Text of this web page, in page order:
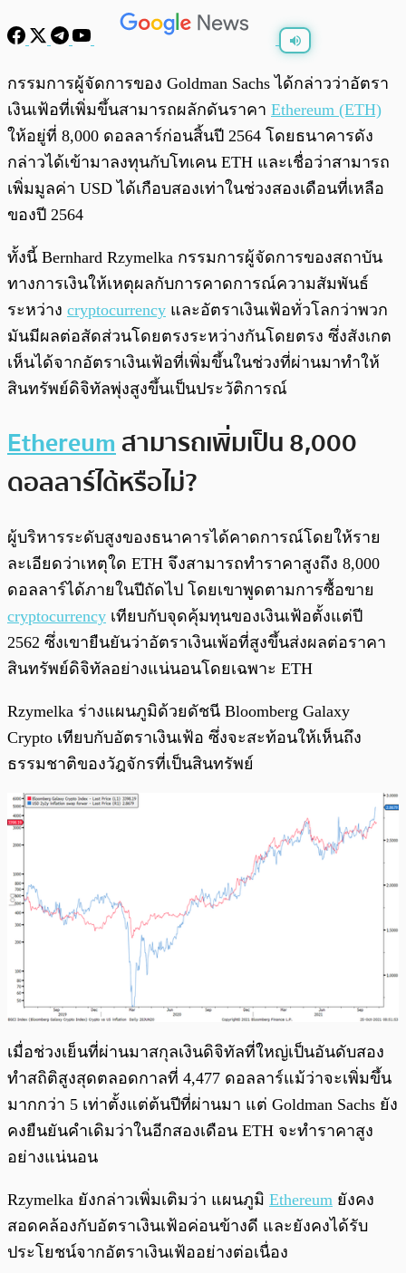
พร้อมเล่น 0:00 / 0:00
กรรมการผู้จัดการของ Goldman Sachs ได้กล่าวว่าอัตรา
เงินเฟ้อที่เพิ่มขึ้นสามารถผลักดันราคา Ethereum (ETH)
ให้อยู่ที่ 8,000 ดอลลาร์ก่อนสิ้นปี 2564 โดยธนาคารดัง
กล่าวได้เข้ามาลงทุนกับโทเคน ETH และเชื่อว่าสามารถ
เพิ่มมูลค่า USD ได้เกือบสองเท่าในช่วงสองเดือนที่เหลือ
ของปี 2564
ทั้งนี้ Bernhard Rzymelka กรรมการผู้จัดการของสถาบัน
ทางการเงินให้เหตุผลกับการคาดการณ์ความสัมพันธ์
ระหว่าง cryptocurrency และอัตราเงินเฟ้อทั่วโลกว่าพวก
มันมีผลต่อสัดส่วนโดยตรงระหว่างกันโดยตรง ซึ่งสังเกต
เห็นได้จากอัตราเงินเฟ้อที่เพิ่มขึ้นในช่วงที่ผ่านมาทำให้
สินทรัพย์ดิจิทัลพุ่งสูงขึ้นเป็นประวัติการณ์
Ethereumสามารถเพิ่มเป็น 8,000
ดอลลาร์ได้หรือไม่?
ผู้บริหารระดับสูงของธนาคารได้คาดการณ์โดยให้ราย
ละเอียดว่าเหตุใด ETH จึงสามารถทำราคาสูงถึง 8,000
ดอลลาร์ได้ภายในปีถัดไป โดยเขาพูดตามการซื้อขาย
cryptocurrency เทียบกับจุดคุ้มทุนของเงินเฟ้อตั้งแต่ปี
2562 ซึ่งเขายืนยันว่าอัตราเงินเพ้อที่สูงขึ้นส่งผลต่อราคา
สินทรัพย์ดิจิทัลอย่างแน่นอนโดยเฉพาะ ETH
Rzymelka ร่างแผนภูมิด้วยดัชนี Bloomberg Galaxy
Crypto เทียบกับอัตราเงินเฟ้อ ซึ่งจะสะท้อนให้เห็นถึง
ธรรมชาติของวัฎจักรที่เป็นสินทรัพย์
เมื่อช่วงเย็นที่ผ่านมาสกุลเงินดิจิทัลที่ใหญ่เป็นอันดับสอง
ทำสถิติสูงสุดตลอดกาลที่ 4,477 ดอลลาร์แม้ว่าจะเพิ่มขึ้น
มากกว่า 5 เท่าตั้งแต่ต้นปีที่ผ่านมา แต่ Goldman Sachs ยัง
คงยืนยันคำเดิมว่าในอีกสองเดือน ETH จะทำราคาสูง
อย่างแน่นอน
Rzymelka ยังกล่าวเพิ่มเติมว่า แผนภูมิ Ethereum ยังคง
สอดคล้องกับอัตราเงินเฟ้อค่อนข้างดี และยังคงได้รับ
ประโยชน์จากอัตราเงินเฟ้ออย่างต่อเนื่อง